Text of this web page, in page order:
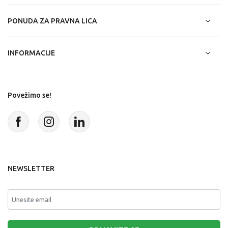
PONUDA ZA PRAVNA LICA
INFORMACIJE
Povežimo se!
NEWSLETTER